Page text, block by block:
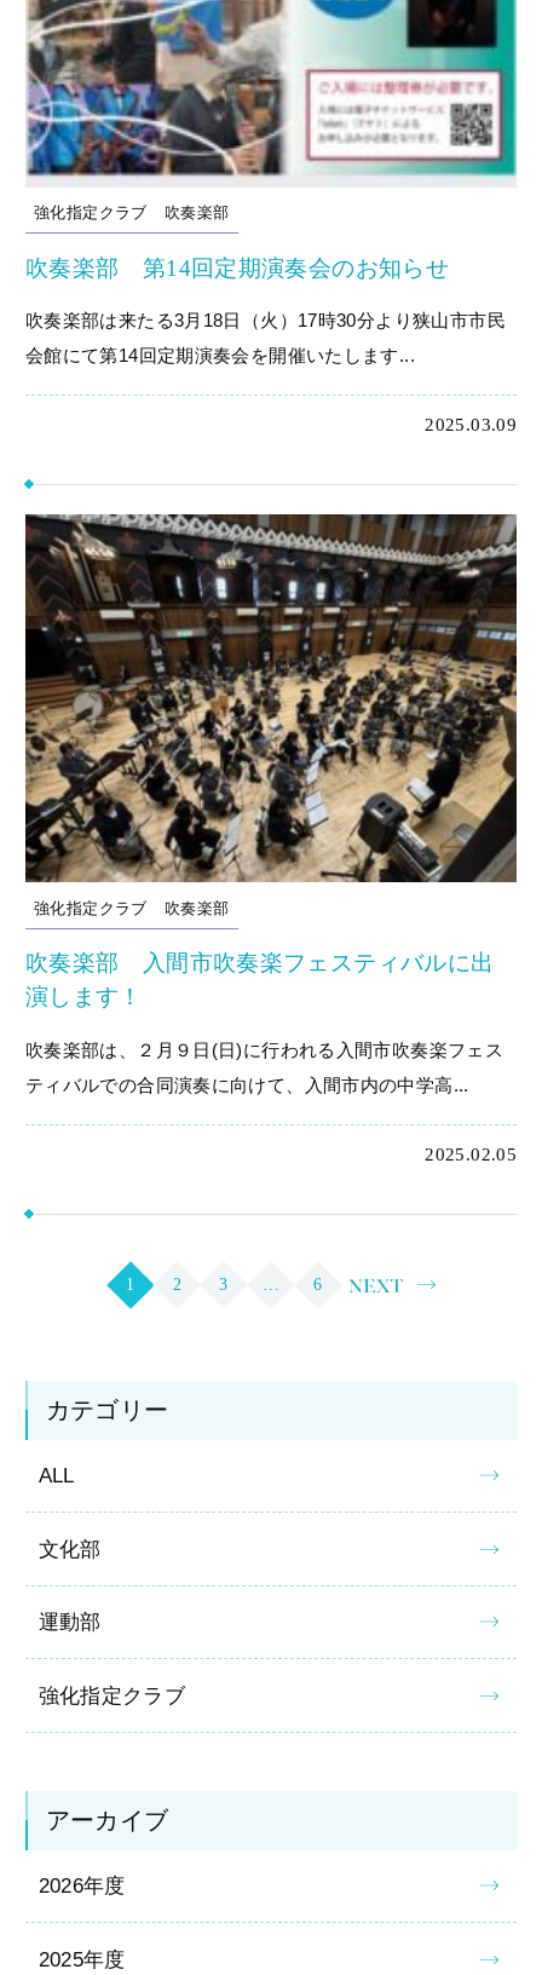
強化指定クラブ 吹奏楽部
吹奏楽部 第14回定期演奏会のお知らせ
吹奏楽部は来たる3月18日（火）17時30分より狭山市市民
会館にて第14回定期演奏会を開催いたします...
2025.03.09
強化指定クラブ 吹奏楽部
吹奏楽部 入間市吹奏楽フェスティバルに出
演します！
吹奏楽部は、２月９日(日)に行われる入間市吹奏楽フェス
ティバルでの合同演奏に向けて、入間市内の中学高...
2025.02.05
1 2 3 … 6 NEXT
カテゴリー
ALL
文化部
運動部
強化指定クラブ
アーカイブ
2026年度
2025年度